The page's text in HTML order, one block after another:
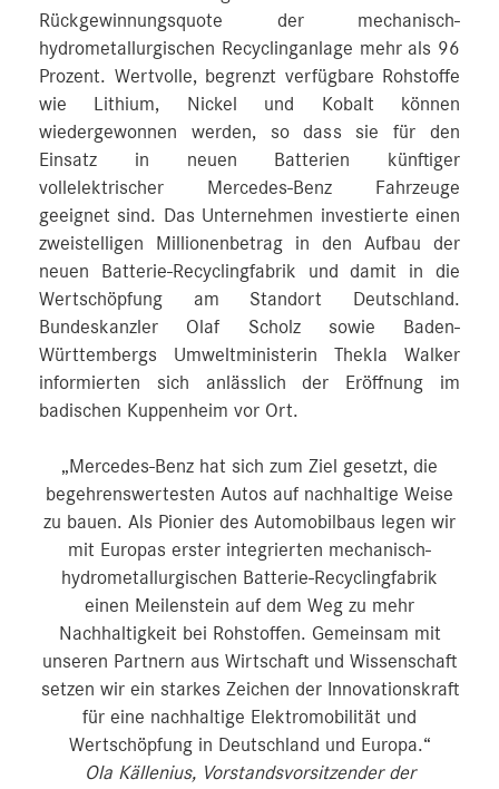
Rückgewinnungsquote der mechanisch-
hydrometallurgischen Recyclinganlage mehr als 96
Prozent. Wertvolle, begrenzt verfügbare Rohstoffe
wie Lithium, Nickel und Kobalt können
wiedergewonnen werden, so dass sie für den
Einsatz in neuen Batterien künftiger
vollelektrischer Mercedes-Benz Fahrzeuge
geeignet sind. Das Unternehmen investierte einen
zweistelligen Millionenbetrag in den Aufbau der
neuen Batterie-Recyclingfabrik und damit in die
Wertschöpfung am Standort Deutschland.
Bundeskanzler Olaf Scholz sowie Baden-
Württembergs Umweltministerin Thekla Walker
informierten sich anlässlich der Eröffnung im
badischen Kuppenheim vor Ort.
„Mercedes-Benz hat sich zum Ziel gesetzt, die
begehrenswertesten Autos auf nachhaltige Weise
zu bauen. Als Pionier des Automobilbaus legen wir
mit Europas erster integrierten mechanisch-
hydrometallurgischen Batterie-Recyclingfabrik
einen Meilenstein auf dem Weg zu mehr
Nachhaltigkeit bei Rohstoffen. Gemeinsam mit
unseren Partnern aus Wirtschaft und Wissenschaft
setzen wir ein starkes Zeichen der Innovationskraft
für eine nachhaltige Elektromobilität und
Wertschöpfung in Deutschland und Europa.“
Ola Källenius, Vorstandsvorsitzender der